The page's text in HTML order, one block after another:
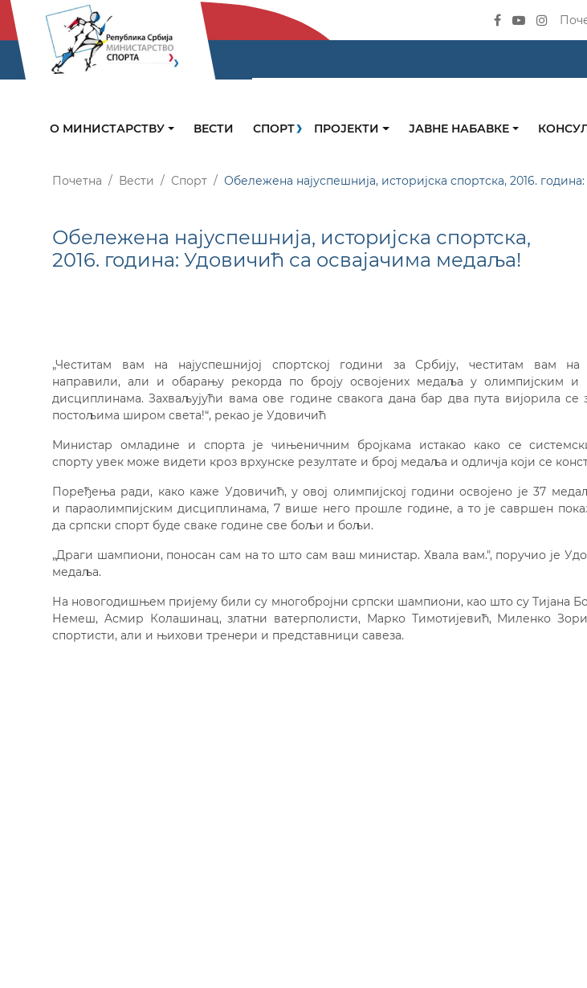
О МИНИСТАРСТВУ ВЕСТИ СПОРТ ПРОЈЕКТИ ЈАВНЕ НАБАВКЕ
Почетна Вести Спорт Обележена најуспешнија, историјска спортска, 2016.
Обележена најуспешнија, историјска спортска,
2016. година: Удовичић са освајачима медаља!
„Честитам вам на најуспешнијој спортској години за Србију, честитам вам на
направили, али и обарању рекорда по броју освојених медаља у олимпијским и
дисциплинама. Захваљујући вама ове године свакога дана бар два пута вијорила се
постољима широм света!“, рекао је Удовичић
Министар омладине и спорта је чињеничним бројкама истакао како се
спорту увек може видети кроз врхунске резултате и број медаља и одличја који се
Поређења ради, како каже Удовичић, у овој олимпијској години освојено је 37
и параолимпијским дисциплинама, 7 више него прошле године, а то је савршен
да српски спорт буде сваке године све бољи и бољи.
„Драги шампиони, поносан сам на то што сам ваш министар. Хвала вам.", поручио је
медаља.
На новогодишњем пријему били су многобројни српски шампиони, као што су Тијана
Немеш, Aсмир Колашинац, златни ватерполисти, Марко Тимотијевић, Миленко
спортисти, али и њихови тренери и представници савеза.